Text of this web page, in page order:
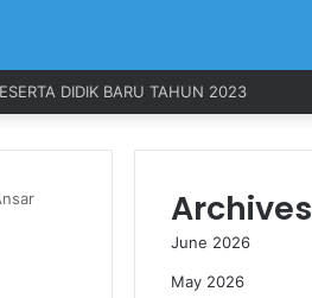
DIDIK BARU TAHUN 2023
Archives
June 2026
May 2026